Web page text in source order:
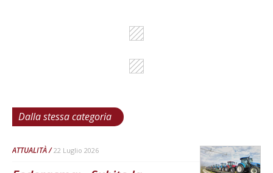
Dalla stessa categoria
ATTUALITÀ 22 Luglio 2026